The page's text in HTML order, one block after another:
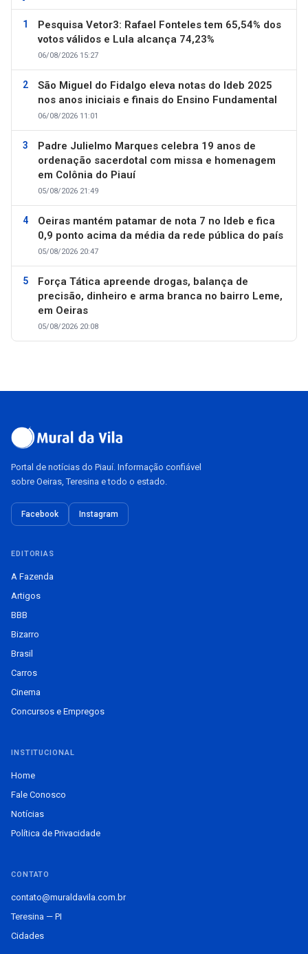
Pesquisa Vetor3: Rafael Fonteles tem 65,54% dos
votos válidos e Lula alcança 74,23%
06/08/2026 15:27
São Miguel do Fidalgo eleva notas do Ideb 2025
nos anos iniciais e finais do Ensino Fundamental
06/08/2026 11:01
Padre Julielmo Marques celebra 19 anos de
ordenação sacerdotal com missa e homenagem
em Colônia do Piauí
05/08/2026 21:49
Oeiras mantém patamar de nota 7 no Ideb e fica
0,9 ponto acima da média da rede pública do país
05/08/2026 20:47
Força Tática apreende drogas, balança de
precisão, dinheiro e arma branca no bairro Leme,
em Oeiras
05/08/2026 20:08
Portal de notícias do Piauí. Informação confiável
sobre Oeiras, Teresina e todo o estado.
Facebook Instagram
EDITORIAS
A Fazenda
Artigos
BBB
Bizarro
Brasil
Carros
Cinema
Concursos e Empregos
INSTITUCIONAL
Home
Fale Conosco
Notícias
Política de Privacidade
CONTATO
contato@muraldavila.com.br
Teresina — PI
Cidades